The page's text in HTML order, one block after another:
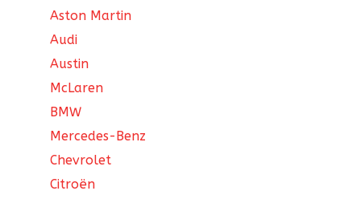
Aston Martin
Audi
Austin
McLaren
BMW
Mercedes-Benz
Chevrolet
Citroën